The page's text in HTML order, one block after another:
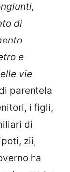
di
e
vie
parentela
i figli,
di
zii,
ha